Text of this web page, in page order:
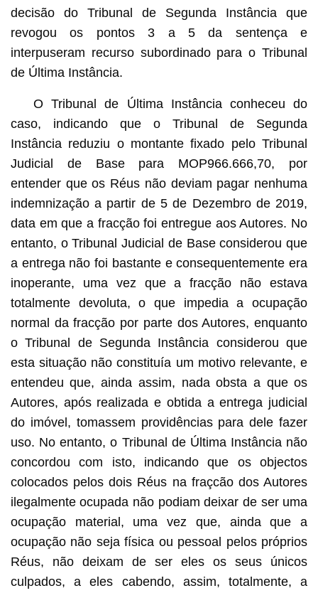
decisão do Tribunal de Segunda Instância que
revogou os pontos 3 a 5 da sentença e
interpuseram recurso subordinado para o Tribunal
de Última Instância.
O Tribunal de Última Instância conheceu do
caso, indicando que o Tribunal de Segunda
Instância reduziu o montante fixado pelo Tribunal
Judicial de Base para MOP966.666,70, por
entender que os Réus não deviam pagar nenhuma
indemnização a partir de 5 de Dezembro de 2019,
data em que a fracção foi entregue aos Autores. No
entanto, o Tribunal Judicial de Base considerou que
a entrega não foi bastante e consequentemente era
inoperante, uma vez que a fracção não estava
totalmente devoluta, o que impedia a ocupação
normal da fracção por parte dos Autores, enquanto
o Tribunal de Segunda Instância considerou que
esta situação não constituía um motivo relevante, e
entendeu que, ainda assim, nada obsta a que os
Autores, após realizada e obtida a entrega judicial
do imóvel, tomassem providências para dele fazer
uso. No entanto, o Tribunal de Última Instância não
concordou com isto, indicando que os objectos
colocados pelos dois Réus na fraçcão dos Autores
ilegalmente ocupada não podiam deixar de ser uma
ocupação material, uma vez que, ainda que a
ocupação não seja física ou pessoal pelos próprios
Réus, não deixam de ser eles os seus únicos
culpados, a eles cabendo, assim, totalmente, a